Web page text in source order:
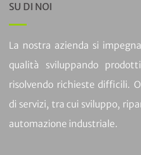
SU DI NOI
La nostra azienda si
qualità sviluppando
risolvendo richieste difficili.
di servizi, tra cui sviluppo,
automazione industriale.